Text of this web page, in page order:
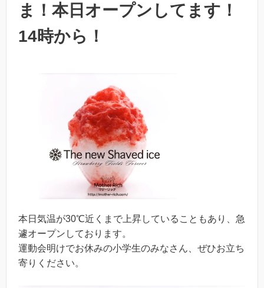
ま！本日オープンしてます！
14時から！
本日気温が30℃近くまで上昇していることもあり、急
遽オープンしております。
運動会明けでお休みの小学生のみなさん、ぜひお立ち
寄りください。